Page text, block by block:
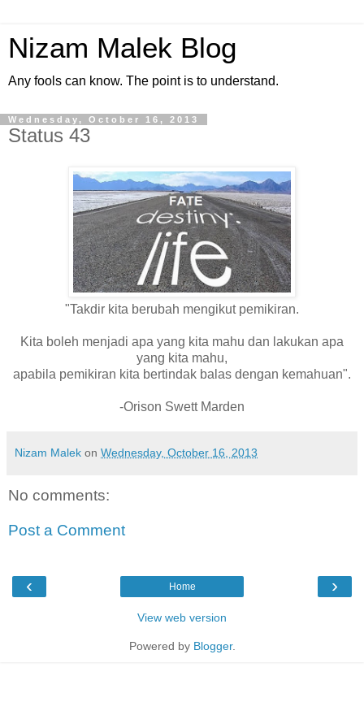
Nizam Malek Blog
Any fools can know. The point is to understand.
Wednesday, October 16, 2013
Status 43
"Takdir kita berubah mengikut pemikiran.
Kita boleh menjadi apa yang kita mahu dan lakukan apa
yang kita mahu,
apabila pemikiran kita bertindak balas dengan kemahuan".
-Orison Swett Marden
Nizam Malek on Wednesday, October 16, 2013
No comments:
Post a Comment
‹ ›
Home
View web version
Powered by Blogger.